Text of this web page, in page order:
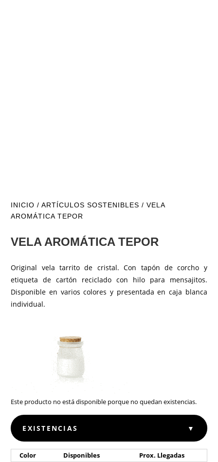
INICIO /ARTÍCULOS SOSTENIBLES / VELA
AROMÁTICA TEPOR
VELA AROMÁTICA TEPOR
Original vela tarrito de cristal. Con tapón de corcho y
etiqueta de cartón reciclado con hilo para mensajitos.
Disponible en varios colores y presentada en caja blanca
individual.
Este producto no está disponible porque no quedan existencias.
EXISTENCIAS ▼
Color Disponibles Prox. Llegadas